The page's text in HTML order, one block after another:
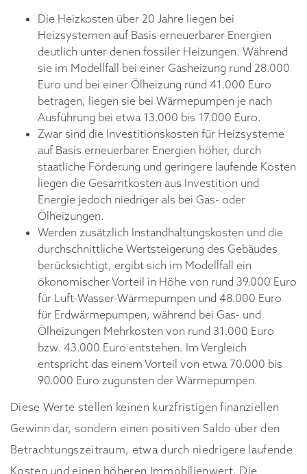
Die Heizkosten über 20 Jahre liegen bei
Heizsystemen auf Basis erneuerbarer Energien
deutlich unter denen fossiler Heizungen. Während
sie im Modellfall bei einer Gasheizung rund 28.000
Euro und bei einer Ölheizung rund 41.000 Euro
betragen, liegen sie bei Wärmepumpen je nach
Ausführung bei etwa 13.000 bis 17.000 Euro.
Zwar sind die Investitionskosten für Heizsysteme
auf Basis erneuerbarer Energien höher, durch
staatliche Förderung und geringere laufende Kosten
liegen die Gesamtkosten aus Investition und
Energie jedoch niedriger als bei Gas- oder
Ölheizungen.
Werden zusätzlich Instandhaltungskosten und die
durchschnittliche Wertsteigerung des Gebäudes
berücksichtigt, ergibt sich im Modellfall ein
ökonomischer Vorteil in Höhe von rund 39.000 Euro
für Luft-Wasser-Wärmepumpen und 48.000 Euro
für Erdwärmepumpen, während bei Gas- und
Ölheizungen Mehrkosten von rund 31.000 Euro
bzw. 43.000 Euro entstehen. Im Vergleich
entspricht das einem Vorteil von etwa 70.000 bis
90.000 Euro zugunsten der Wärmepumpen.
Diese Werte stellen keinen kurzfristigen finanziellen
Gewinn dar, sondern einen positiven Saldo über den
Betrachtungszeitraum, etwa durch niedrigere laufende
Kosten und einen höheren Immobilienwert. Die